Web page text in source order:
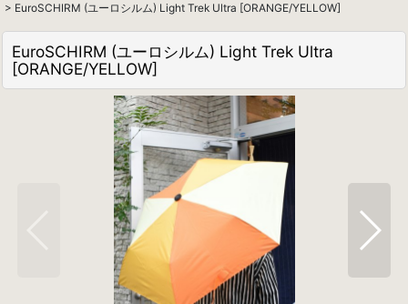
> EuroSCHIRM (ユーロシルム) Light Trek Ultra [ORANGE/YELLOW]
EuroSCHIRM (ユーロシルム) Light Trek Ultra
[ORANGE/YELLOW]